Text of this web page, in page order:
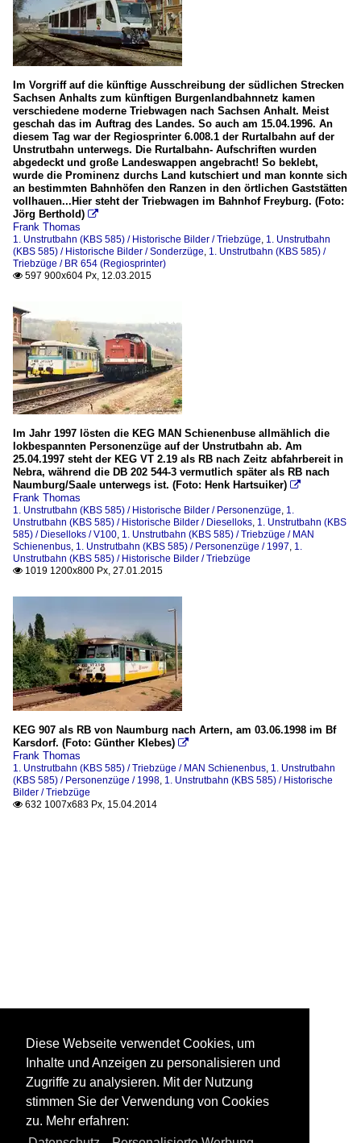
Im Vorgriff auf die künftige Ausschreibung der südlichen Strecken
Sachsen Anhalts zum künftigen Burgenlandbahnnetz kamen
verschiedene moderne Triebwagen nach Sachsen Anhalt. Meist
geschah das im Auftrag des Landes. So auch am 15.04.1996. An
diesem Tag war der Regiosprinter 6.008.1 der Rurtalbahn auf der
Unstrutbahn unterwegs. Die Rurtalbahn- Aufschriften wurden
abgedeckt und große Landeswappen angebracht! So beklebt,
wurde die Prominenz durchs Land kutschiert und man konnte sich
an bestimmten Bahnhöfen den Ranzen in den örtlichen Gaststätten
vollhauen...Hier steht der Triebwagen im Bahnhof Freyburg. (Foto:
Jörg Berthold) 
Frank Thomas
1. Unstrutbahn (KBS 585) / Historische Bilder / Triebzüge, 1. Unstrutbahn
(KBS 585) / Historische Bilder / Sonderzüge, 1. Unstrutbahn (KBS 585) /
Triebzüge / BR 654 (Regiosprinter)
 597 900x604 Px, 12.03.2015
Im Jahr 1997 lösten die KEG MAN Schienenbuse allmählich die
lokbespannten Personenzüge auf der Unstrutbahn ab. Am
25.04.1997 steht der KEG VT 2.19 als RB nach Zeitz abfahrbereit in
Nebra, während die DB 202 544-3 vermutlich später als RB nach
Naumburg/Saale unterwegs ist. (Foto: Henk Hartsuiker) 
Frank Thomas
1. Unstrutbahn (KBS 585) / Historische Bilder / Personenzüge, 1.
Unstrutbahn (KBS 585) / Historische Bilder / Dieselloks, 1. Unstrutbahn (KBS
585) / Dieselloks / V100, 1. Unstrutbahn (KBS 585) / Triebzüge / MAN
Schienenbus, 1. Unstrutbahn (KBS 585) / Personenzüge / 1997, 1.
Unstrutbahn (KBS 585) / Historische Bilder / Triebzüge
 1019 1200x800 Px, 27.01.2015
KEG 907 als RB von Naumburg nach Artern, am 03.06.1998 im Bf
Karsdorf. (Foto: Günther Klebes) 
Frank Thomas
1. Unstrutbahn (KBS 585) / Triebzüge / MAN Schienenbus, 1. Unstrutbahn
(KBS 585) / Personenzüge / 1998, 1. Unstrutbahn (KBS 585) / Historische
Bilder / Triebzüge
 632 1007x683 Px, 15.04.2014
Diese Webseite verwendet Cookies, um
Inhalte und Anzeigen zu personalisieren und
Zugriffe zu analysieren. Mit der Nutzung
stimmen Sie der Verwendung von Cookies
zu. Mehr erfahren: